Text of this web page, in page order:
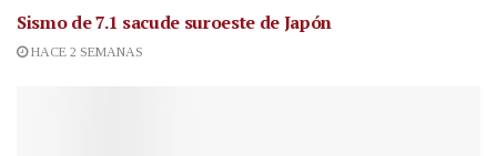
Sismo de 7.1 sacude suroeste de Japón
HACE 2 SEMANAS